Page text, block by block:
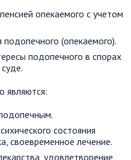
опекаемого с учетом
(опекаемого).
подопечного в спорах
являются:
состояния
своевременное лечение.
удовлетворение